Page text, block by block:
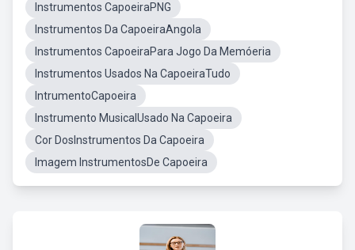
Instrumentos CapoeiraPNG
Instrumentos Da CapoeiraAngola
Instrumentos CapoeiraPara Jogo Da Memóeria
Instrumentos Usados Na CapoeiraTudo
IntrumentoCapoeira
Instrumento MusicalUsado Na Capoeira
Cor DosInstrumentos Da Capoeira
Imagem InstrumentosDe Capoeira